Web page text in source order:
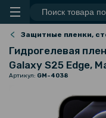
Защитные пленки,
Гидрогелевая
Galaxy S25 Edge,
Артикул: GM-4038